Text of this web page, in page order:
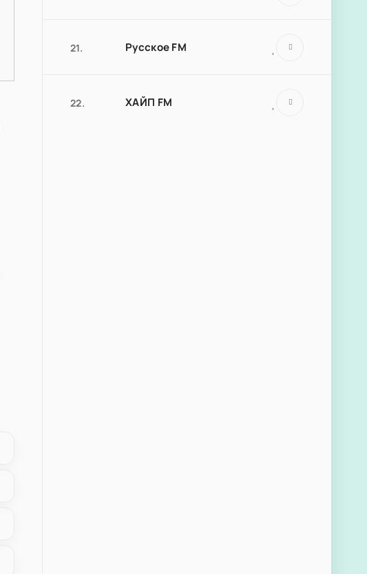
21. Русское FM
22. ХАЙП FM